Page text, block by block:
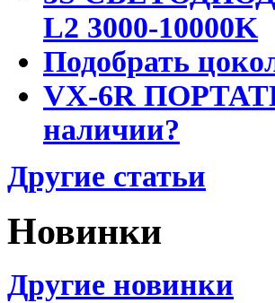
L2 3000-10000K
Подобрать
VX-6R
наличии?
Другие статьи
Новинки
Другие новинки